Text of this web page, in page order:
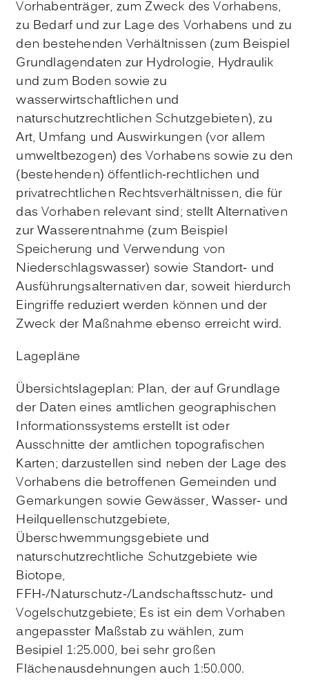
Vorhabenträger, zum Zweck des Vorhabens,
zu Bedarf und zur Lage des Vorhabens und zu
den bestehenden Verhältnissen (zum Beispiel
Grundlagendaten zur Hydrologie, Hydraulik
und zum Boden sowie zu
wasserwirtschaftlichen und
naturschutzrechtlichen Schutzgebieten), zu
Art, Umfang und Auswirkungen (vor allem
umweltbezogen) des Vorhabens sowie zu den
(bestehenden) öffentlich-rechtlichen und
privatrechtlichen Rechtsverhältnissen, die für
das Vorhaben relevant sind; stellt Alternativen
zur Wasserentnahme (zum Beispiel
Speicherung und Verwendung von
Niederschlagswasser) sowie Standort- und
Ausführungsalternativen dar, soweit hierdurch
Eingriffe reduziert werden können und der
Zweck der Maßnahme ebenso erreicht wird.
Lagepläne
Übersichtslageplan: Plan, der auf Grundlage
der Daten eines amtlichen geographischen
Informationssystems erstellt ist oder
Ausschnitte der amtlichen topografischen
Karten; darzustellen sind neben der Lage des
Vorhabens die betroffenen Gemeinden und
Gemarkungen sowie Gewässer, Wasser- und
Heilquellenschutzgebiete,
Überschwemmungsgebiete und
naturschutzrechtliche Schutzgebiete wie
Biotope,
FFH-/Naturschutz-/Landschaftsschutz- und
Vogelschutzgebiete; Es ist ein dem Vorhaben
angepasster Maßstab zu wählen, zum
Besipiel 1:25.000, bei sehr großen
Flächenausdehnungen auch 1:50.000.